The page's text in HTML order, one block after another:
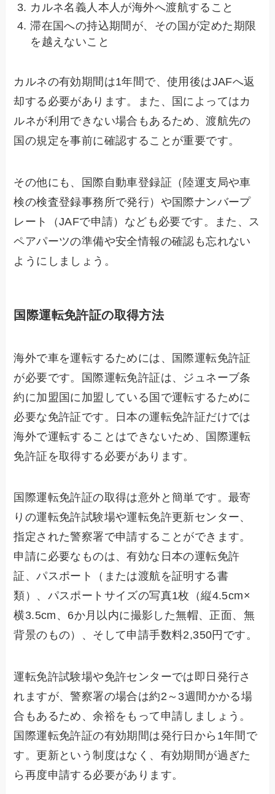
カルネ名義人本人が海外へ渡航すること
滞在国への持込期間が、その国が定めた期限
を越えないこと
カルネの有効期間は1年間で、使用後はJAFへ返
却する必要があります。また、国によってはカ
ルネが利用できない場合もあるため、渡航先の
国の規定を事前に確認することが重要です。
その他にも、国際自動車登録証（陸運支局や車
検の検査登録事務所で発行）や国際ナンバープ
レート（JAFで申請）なども必要です。また、ス
ペアパーツの準備や安全情報の確認も忘れない
ようにしましょう。
国際運転免許証の取得方法
海外で車を運転するためには、国際運転免許証
が必要です。国際運転免許証は、ジュネーブ条
約に加盟国に加盟している国で運転するために
必要な免許証です。日本の運転免許証だけでは
海外で運転することはできないため、国際運転
免許証を取得する必要があります。
国際運転免許証の取得は意外と簡単です。最寄
りの運転免許試験場や運転免許更新センター、
指定された警察署で申請することができます。
申請に必要なものは、有効な日本の運転免許
証、パスポート（または渡航を証明する書
類）、パスポートサイズの写真1枚（縦4.5cm×
横3.5cm、6か月以内に撮影した無帽、正面、無
背景のもの）、そして申請手数料2,350円です。
運転免許試験場や免許センターでは即日発行さ
れますが、警察署の場合は約2～3週間かかる場
合もあるため、余裕をもって申請しましょう。
国際運転免許証の有効期間は発行日から1年間で
す。更新という制度はなく、有効期間が過ぎた
ら再度申請する必要があります。